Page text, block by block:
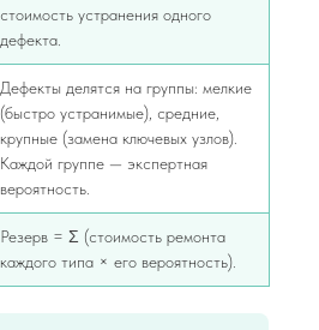
стоимость устранения одного
дефекта.
Дефекты делятся на группы: мелкие
(быстро устранимые), средние,
крупные (замена ключевых узлов).
Каждой группе — экспертная
вероятность.
Резерв = Σ (стоимость ремонта
каждого типа × его вероятность).